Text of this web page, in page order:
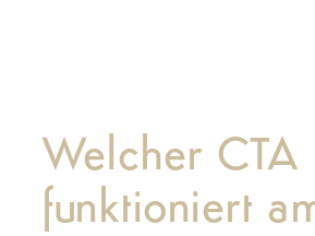
Welcher CTA
funktioniert